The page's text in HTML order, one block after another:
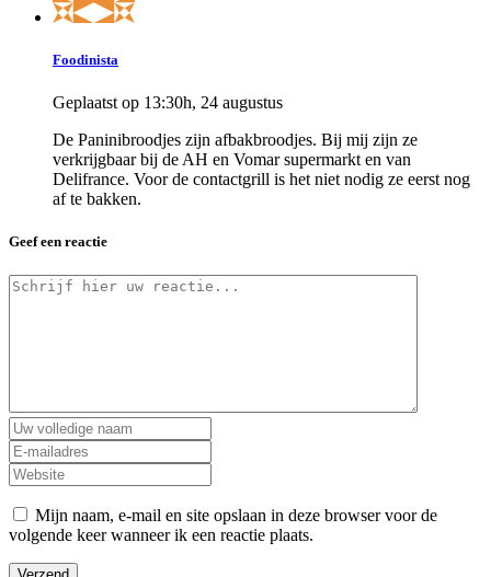
Foodinista
Geplaatst op 13:30h, 24 augustus
De Paninibroodjes zijn afbakbroodjes. Bij mij zijn ze
verkrijgbaar bij de AH en Vomar supermarkt en van
Delifrance. Voor de contactgrill is het niet nodig ze eerst nog
af te bakken.
Geef een reactie
Mijn naam, e-mail en site opslaan in deze browser voor de
volgende keer wanneer ik een reactie plaats.